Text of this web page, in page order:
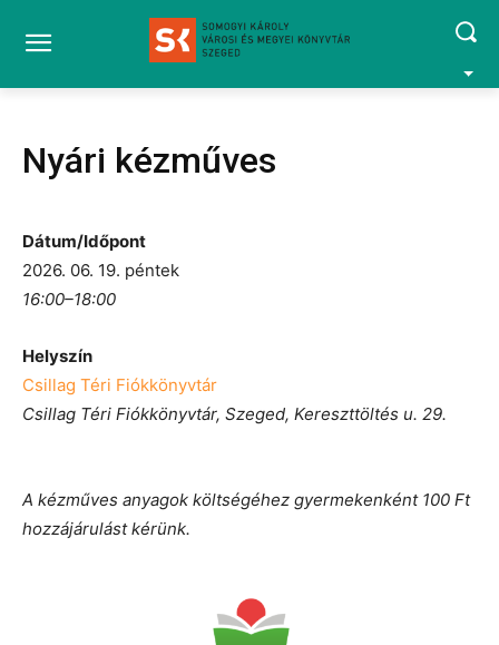
Nyári kézműves
Dátum/Időpont
2026. 06. 19. péntek
16:00–18:00
Helyszín
Csillag Téri Fiókkönyvtár
Csillag Téri Fiókkönyvtár, Szeged, Kereszttöltés u. 29.
A kézműves anyagok költségéhez gyermekenként 100 Ft
hozzájárulást kérünk.